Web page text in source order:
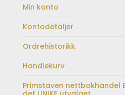
Min konto
Kontodetaljer
Ordrehistorikk
Handlekurv
Primstaven nettbokhandel